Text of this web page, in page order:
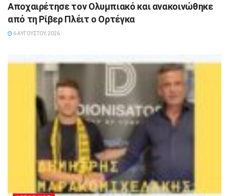
Αποχαιρέτησε τον Ολυμπιακό και ανακοινώθηκε
από τη Ρίβερ Πλέιτ ο Ορτέγκα
6 ΑΥΓΟΎΣΤΟΥ, 2026